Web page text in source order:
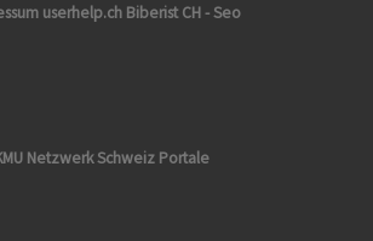
userhelp.ch Biberist CH - Seo
Netzwerk Schweiz Portale